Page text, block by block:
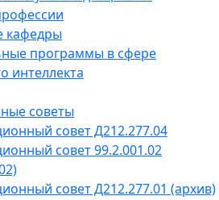
кафедры
программы в сфере
интеллекта
советы
совет Д212.277.04
совет 99.2.001.02
совет Д212.277.01 (архив)